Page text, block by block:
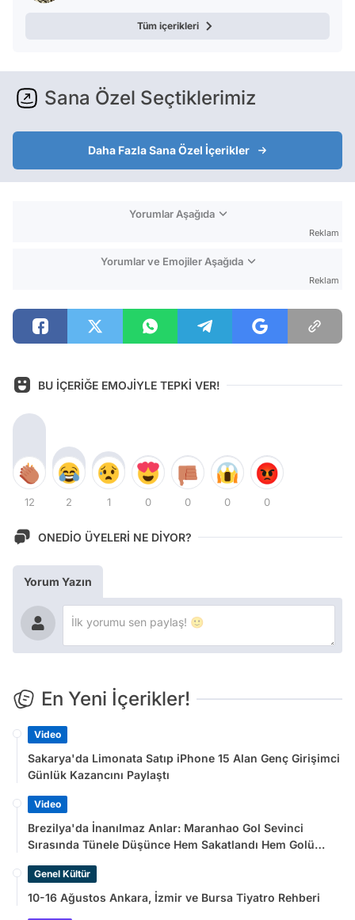
Tüm içerikleri
Sana Özel Seçtiklerimiz
Daha Fazla Sana Özel İçerikler
Yorumlar Aşağıda
Reklam
Yorumlar ve Emojiler Aşağıda
Reklam
BU İÇERİĞE EMOJİYLE TEPKİ VER!
12 2 1 0 0 0 0
ONEDİO ÜYELERİ NE DİYOR?
Yorum Yazın
En Yeni İçerikler!
Video
Sakarya'da Limonata Satıp iPhone 15 Alan Genç Girişimci
Günlük Kazancını Paylaştı
Video
Brezilya'da İnanılmaz Anlar: Maranhao Gol Sevinci
Sırasında Tünele Düşünce Hem Sakatlandı Hem Golü
Genel Kültür
10-16 Ağustos Ankara, İzmir ve Bursa Tiyatro Rehberi